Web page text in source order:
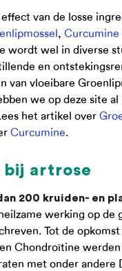
van de losse
, Curcumine
wordt wel in diverse
en
van vloeibare
we op deze site
het artikel over
Curcumine.
bij artrose
200 kruiden- en
werking op de
Tot de opkomst
Chondroïtine
met onder andere